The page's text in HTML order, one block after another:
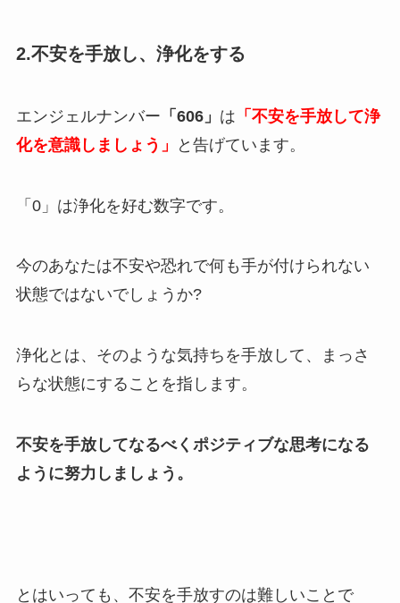
2.不安を手放し、浄化をする
エンジェルナンバー 「606」 は 「不安を手放して浄
化を意識しましょう」
と告げています。
「0」は浄化を好む数字です。
今のあなたは不安や恐れで何も手が付けられない
状態ではないでしょうか?
浄化とは、そのような気持ちを手放して、まっさ
らな状態にすることを指します。
不安を手放してなるべくポジティブな思考になる
ように努力しましょう。
とはいっても、不安を手放すのは難しいことで